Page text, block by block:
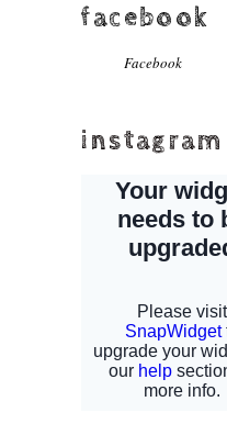
facebook
Facebook
instagram